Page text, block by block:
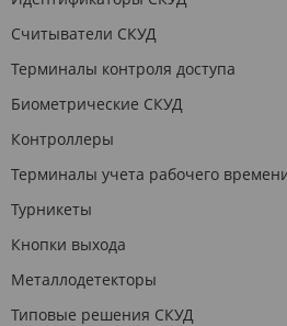
Считыватели СКУД
Терминалы контроля доступа
Биометрические СКУД
Контроллеры
Терминалы учета рабочего
Турникеты
Кнопки выхода
Металлодетекторы
Типовые решения СКУД